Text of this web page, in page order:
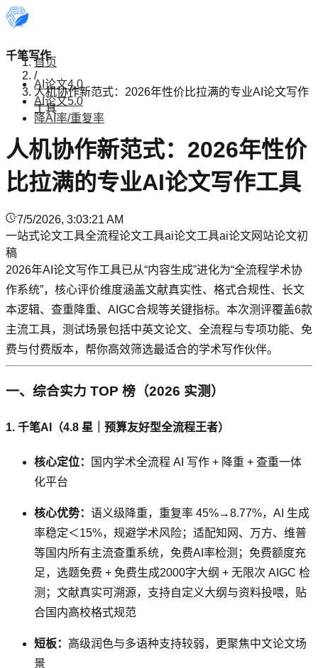
千笔写作
AI论文4.0
AI论文5.0
降AI率/重复率
首页
/
人机协作新范式：2026年性价比拉满的专业AI论文写作
工具
人机协作新范式：2026年性价
比拉满的专业AI论文写作工具
7/5/2026, 3:03:21 AM
一站式论文工具全流程论文工具ai论文工具ai论文网站论文初
稿
2026年AI论文写作工具已从“内容生成”进化为“全流程学术协
作系统”，核心评价维度涵盖文献真实性、格式合规性、长文
本逻辑、查重降重、AIGC合规等关键指标。本次测评覆盖6款
主流工具，测试场景包括中英文论文、全流程与专项功能、免
费与付费版本，帮你高效筛选最适合的学术写作伙伴。
一、综合实力 TOP 榜（2026 实测）
1. 千笔AI（4.8 星｜预算友好型全流程王者）
核心定位：
国内学术全流程 AI 写作 + 降重 + 查重一体
化平台
核心优势： 语义级降重，重复率 45%→8.77%，AI 生成
率稳定＜15%，规避学术风险；适配知网、万方、维普
等国内所有主流查重系统，免费AI率检测；免费额度充
足，选题免费 + 免费生成2000字大纲 + 无限次 AIGC 检
测；文献真实可溯源，支持自定义大纲与资料投喂，贴
合国内高校格式规范
短板： 高级润色与多语种支持较弱，更聚焦中文论文场
景